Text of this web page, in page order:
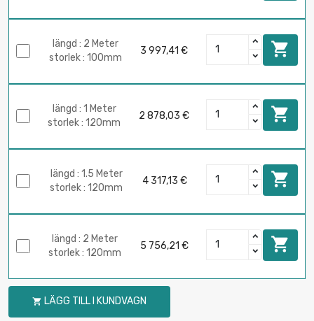
längd : 2 Meter
storlek : 100mm
3 997,41 € 
längd : 1 Meter
storlek : 120mm
2 878,03 € 
längd : 1.5 Meter
storlek : 120mm
4 317,13 € 
längd : 2 Meter
storlek : 120mm
5 756,21 € 
 LÄGG TILL I KUNDVAGN